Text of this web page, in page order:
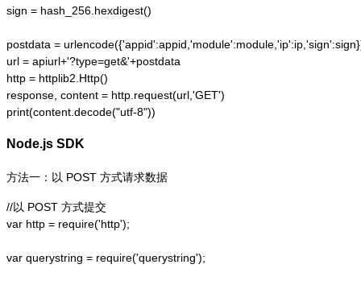
sign = hash_256.hexdigest()
postdata =
url = apiurl+'?type=get&'+postdata
http = httplib2.Http()
response, content = http.request(url,'GET')
print(content.decode("utf-8"))
Node.js SDK
方法一：以 POST 方式请求数据
//以 POST 方式提交
var http = require('http');
var querystring = require('querystring');